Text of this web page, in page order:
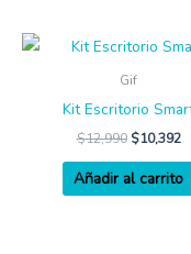
Gif
Kit Escritorio
$12,990 $10,392
Añadir al carrito